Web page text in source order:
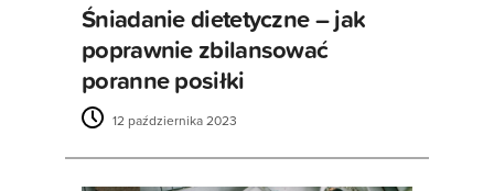
Śniadanie dietetyczne – jak
poprawnie zbilansować
poranne posiłki
12 października 2023